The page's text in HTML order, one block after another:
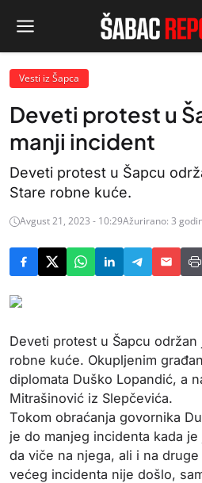
Vesti iz Šapca
Deveti protest u
manji incident
Deveti protest u Šapcu
Stare robne kuće.
Avgust 21, 2023 - 10:29Ažurirano: 3
Deveti protest u Šapcu
robne kuće. Okupljenim
diplomata Duško Lopandić, a
Mitrašinović iz Slepčevića.
Tokom obraćanja govornika
je do manjeg incidenta kada
da viče na njega, ali i na
većeg incidenta nije došlo,